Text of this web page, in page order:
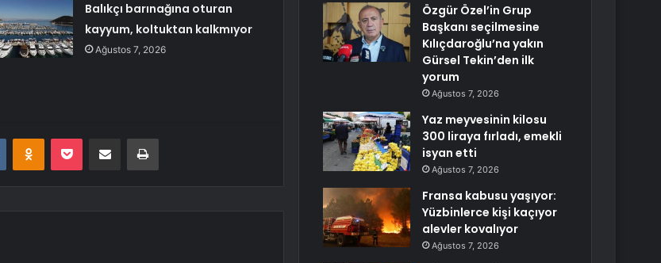
Balıkçı barınağına oturan
kayyum, koltuktan kalkmıyor
Ağustos 7, 2026
VKontakteOdnoklassniki
Pocket E-Posta ile paylaş Yazdır
Özgür Özel’in Grup
Başkanı seçilmesine
Kılıçdaroğlu’na yakın
Gürsel Tekin’den ilk
yorum
Ağustos 7, 2026
Yaz meyvesinin kilosu
300 liraya fırladı, emekli
isyan etti
Ağustos 7, 2026
Fransa kabusu yaşıyor:
Yüzbinlerce kişi kaçıyor
alevler kovalıyor
Ağustos 7, 2026